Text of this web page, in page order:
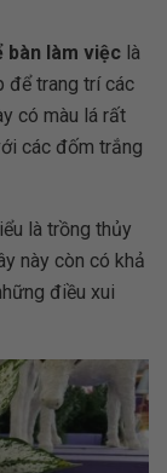
bàn làm việc là
để trang trí các
có màu lá rất
các đốm trắng
là trồng thủy
này còn có khả
điều xui